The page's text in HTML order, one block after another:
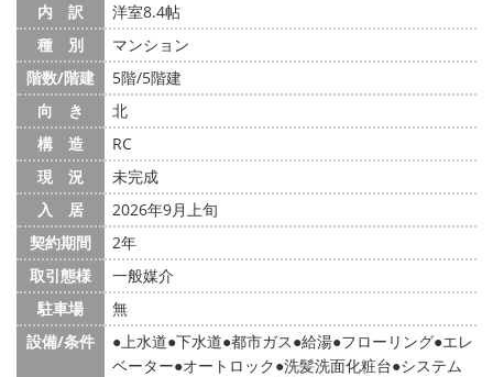
内 訳
洋室8.4帖
種 別
マンション
階数/階建
5階/5階建
向 き
北
構 造
RC
現 況
未完成
入 居
2026年9月上旬
契約期間
2年
取引態様
一般媒介
駐車場
無
設備/条件
上水道 下水道 都市ガス 給湯 フローリング エレ
ベーター オートロック 洗髪洗面化粧台 システム